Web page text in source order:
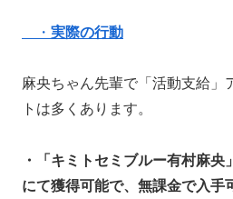
・ 実際の行動
麻央ちゃん先輩で「活動支給」
トは多くあります。
・「キミトセミブルー有村麻
にて獲得可能で、無課金で入手